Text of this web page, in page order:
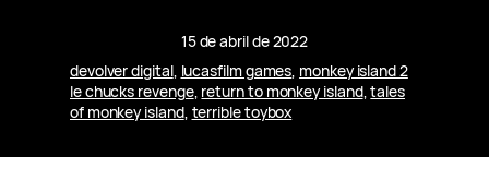
15 de abril de 2022
devolver digital, lucasfilm games, monkey island 2
le chucks revenge, return to monkey island, tales
of monkey island, terrible toybox